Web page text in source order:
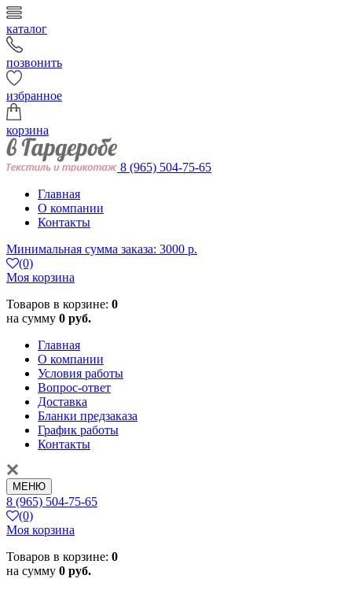
каталог
позвонить
избранное
корзина
8 (965) 504-75-65
Главная
О компании
Контакты
Минимальная сумма заказа: 3000 р.
(0)
Моя корзина
Товаров в корзине: 0
на сумму 0 руб.
Главная
О компании
Условия работы
Вопрос-ответ
Доставка
Бланки предзаказа
График работы
Контакты
МЕНЮ
8 (965) 504-75-65
(0)
Моя корзина
Товаров в корзине: 0
на сумму 0 руб.